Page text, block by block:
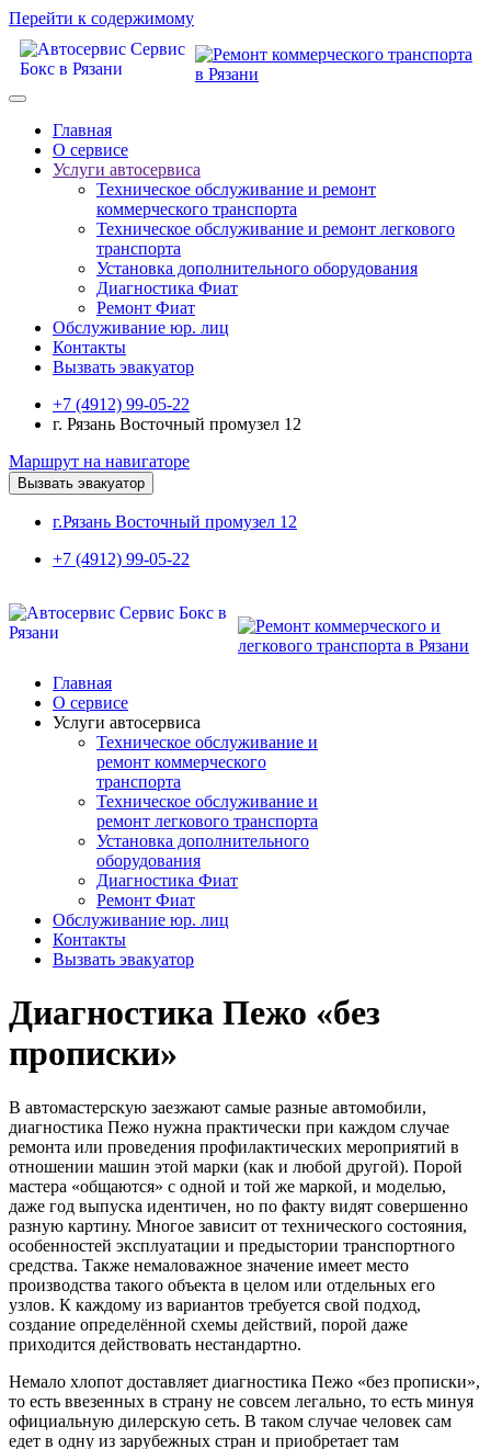
Перейти к содержимому
Главная
О сервисе
Услуги автосервиса
Техническое обcлуживание и ремонт
коммерческого транспорта
Техническое обcлуживание и ремонт легкового
транспорта
Установка дополнительного оборудования
Диагностика Фиат
Ремонт Фиат
Обслуживание юр. лиц
Контакты
Вызвать эвакуатор
+7 (4912) 99-05-22
г. Рязань Восточный промузел 12
Маршрут на навигаторе
Вызвать эвакуатор
г.Рязань Восточный промузел 12
+7 (4912) 99-05-22
Главная
О сервисе
Услуги автосервиса
Техническое обcлуживание и
ремонт коммерческого
транспорта
Техническое обcлуживание и
ремонт легкового транспорта
Установка дополнительного
оборудования
Диагностика Фиат
Ремонт Фиат
Обслуживание юр. лиц
Контакты
Вызвать эвакуатор
Диагностика Пежо «без
прописки»
В автомастерскую заезжают самые разные автомобили,
диагностика Пежо нужна практически при каждом случае
ремонта или проведения профилактических мероприятий в
отношении машин этой марки (как и любой другой). Порой
мастера «общаются» с одной и той же маркой, и моделью,
даже год выпуска идентичен, но по факту видят совершенно
разную картину. Многое зависит от технического состояния,
особенностей эксплуатации и предыстории транспортного
средства. Также немаловажное значение имеет место
производства такого объекта в целом или отдельных его
узлов. К каждому из вариантов требуется свой подход,
создание определённой схемы действий, порой даже
приходится действовать нестандартно.
Немало хлопот доставляет диагностика Пежо «без прописки»,
то есть ввезенных в страну не совсем легально, то есть минуя
официальную дилерскую сеть. В таком случае человек сам
едет в одну из зарубежных стран и приобретает там